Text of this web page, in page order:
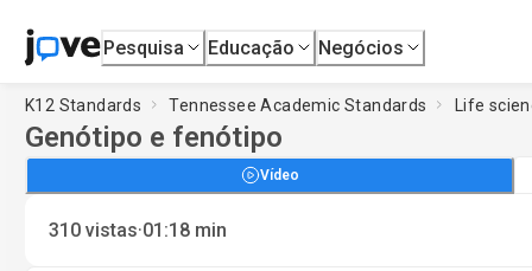
Pesquisa Educação Negócios
K12 Standards Tennessee Academic Standards Life
Genótipo e fenótipo
Vídeo
310 vistas·01:18 min